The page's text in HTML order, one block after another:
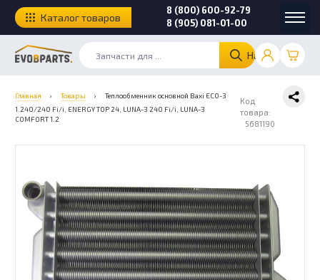
Найти
8 (800) 600-92-79
8 (905) 081-01-00
Каталог товаров
Главная › Товары ›
Теплообменник основной Baxi ECO-3
1.240/240 Fi/i, ENERGY TOP 24, LUNA-3 240 Fi/i, LUNA-3
COMFORT 1.2
Код
товара:
5681190